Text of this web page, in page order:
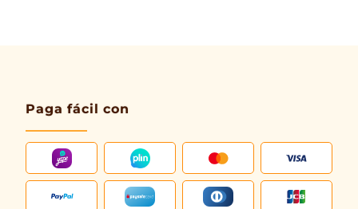
Paga fácil con